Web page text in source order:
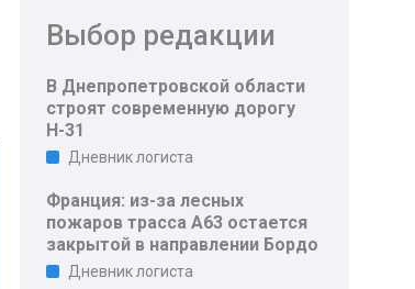
Выбор редакции
В Днепропетровской области
строят современную дорогу
Н-31
Дневник логиста
Франция: из-за лесных
пожаров трасса A63 остается
закрытой в направлении Бордо
Дневник логиста